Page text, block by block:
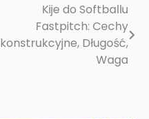
Kije do Softballu
Fastpitch: Cechy
konstrukcyjne, Długość,
Waga